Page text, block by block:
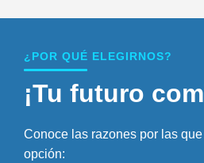
¿POR QUÉ ELEGIRNOS?
¡Tu futuro
Conoce las razones por las
opción: